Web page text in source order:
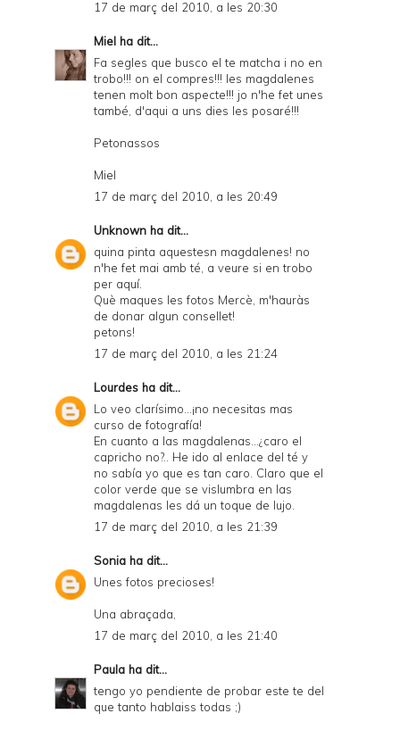
17 de març del 2010, a les 20:30
Miel ha dit...
Fa segles que busco el te matcha i no en
trobo!!! on el compres!!! les magdalenes
tenen molt bon aspecte!!! jo n'he fet unes
també, d'aqui a uns dies les posaré!!!
Petonassos
Miel
17 de març del 2010, a les 20:49
Unknown ha dit...
quina pinta aquestesn magdalenes! no
n'he fet mai amb té, a veure si en trobo
per aquí.
Què maques les fotos Mercè, m'hauràs
de donar algun consellet!
petons!
17 de març del 2010, a les 21:24
Lourdes ha dit...
Lo veo clarísimo...¡no necesitas mas
curso de fotografía!
En cuanto a las magdalenas...¿caro el
capricho no?.. He ido al enlace del té y
no sabía yo que es tan caro. Claro que el
color verde que se vislumbra en las
magdalenas les dá un toque de lujo.
17 de març del 2010, a les 21:39
Sonia ha dit...
Unes fotos precioses!
Una abraçada,
17 de març del 2010, a les 21:40
Paula ha dit...
tengo yo pendiente de probar este te del
que tanto hablaiss todas ;)